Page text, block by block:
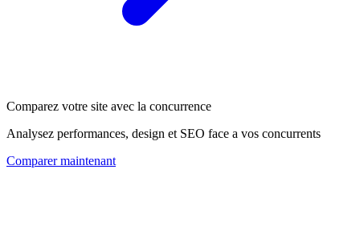
Comparez votre site avec la concurrence
Analysez performances, design et SEO face a vos concurrents
Comparer maintenant